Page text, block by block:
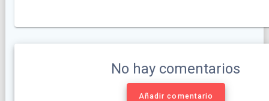
No hay comentarios
Añadir comentario